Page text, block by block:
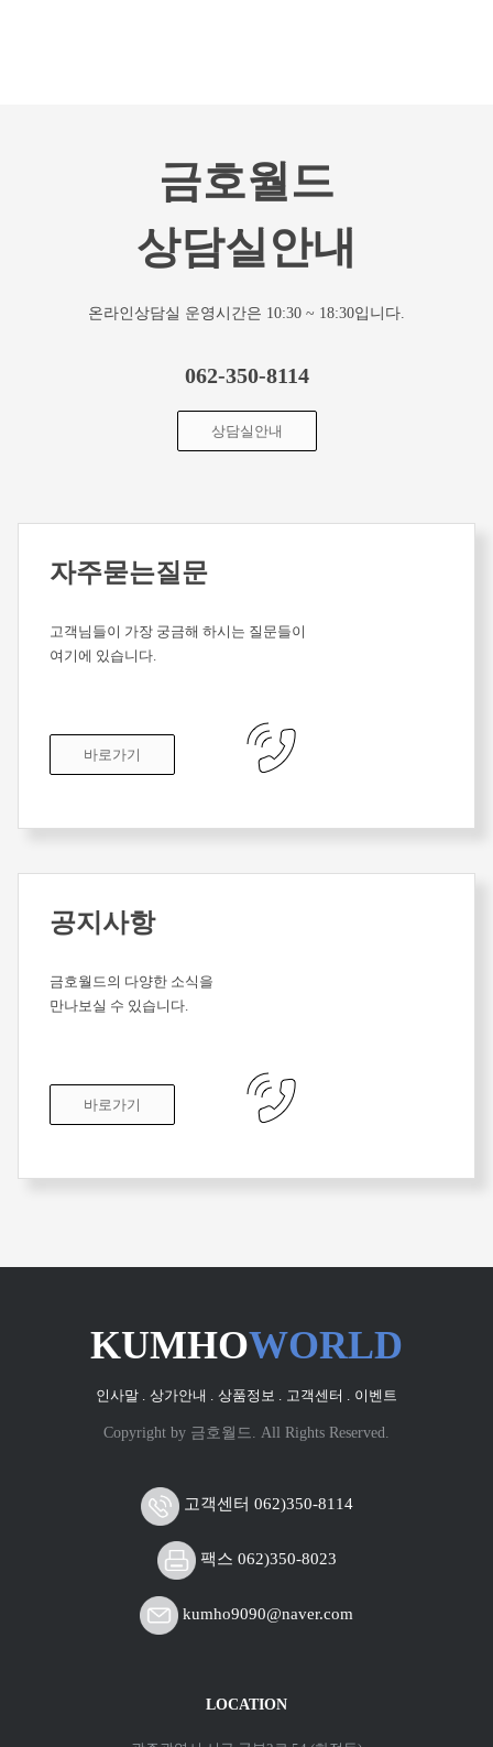
금호월드
상담실안내
온라인상담실 운영시간은 10:30 ~ 18:30입니다.
062-350-8114
상담실안내
자주묻는질문
고객님들이 가장 궁금해 하시는 질문들이
여기에 있습니다.
바로가기
공지사항
금호월드의 다양한 소식을
만나보실 수 있습니다.
바로가기
KUMHOWORLD
인사말 . 상가안내 . 상품정보 . 고객센터 . 이벤트
Copyright by 금호월드. All Rights Reserved.
고객센터 062)350-8114
팩스 062)350-8023
kumho9090@naver.com
LOCATION